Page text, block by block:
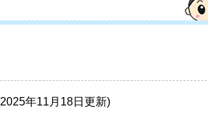
2025年11月18日更新